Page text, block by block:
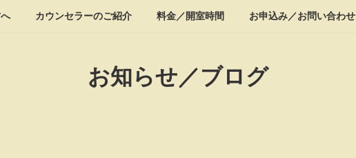
カウンセラーのご紹介 料金／開室時間 お申込み／お問い合わせ
お知らせ／ブログ